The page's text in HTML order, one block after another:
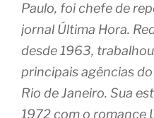
Paulo, foi chefe de
jornal Última Hora.
desde 1963,
principais agências
Rio de Janeiro. Sua
1972 com o romance